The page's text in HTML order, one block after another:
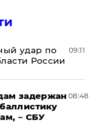
удар по
России
09:11
задержан
– СБУ
08:48